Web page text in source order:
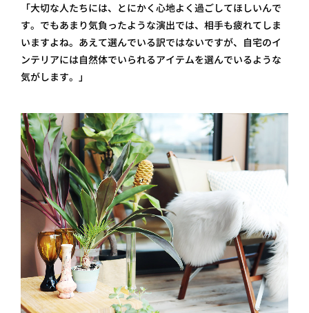
「大切な人たちには、とにかく心地よく過ごしてほしいんで
す。でもあまり気負ったような演出では、相手も疲れてしま
いますよね。あえて選んでいる訳ではないですが、自宅のイ
ンテリアには自然体でいられるアイテムを選んでいるような
気がします。」